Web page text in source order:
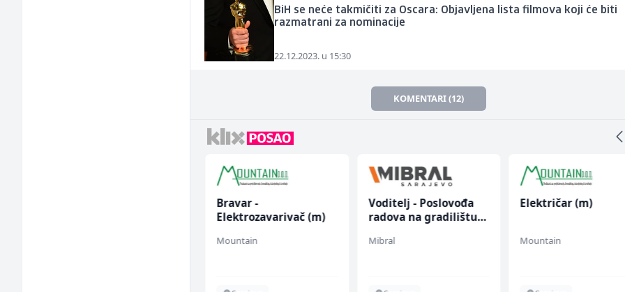
BiH se neće takmičiti za Oscara: Objavljena lista filmova koji će biti
razmatrani za nominacije
22.12.2023. u 15:30
KOMENTARI (12)
Bravar -
Elektrozavarivač (m)
Mountain
Voditelj - Poslovođa
radova na gradilištu
Mibral
Električar (m)
Mountain